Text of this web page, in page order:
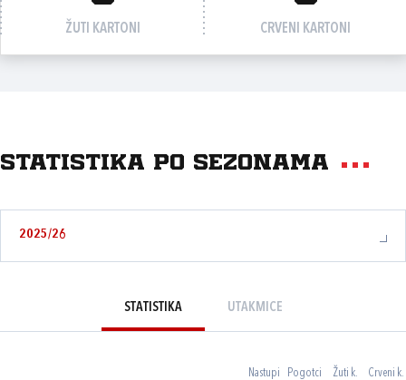
ŽUTI KARTONI CRVENI KARTONI
Statistika po sezonama
2025/26
STATISTIKA UTAKMICE
Nastupi Pogotci Žuti k. Crveni k.